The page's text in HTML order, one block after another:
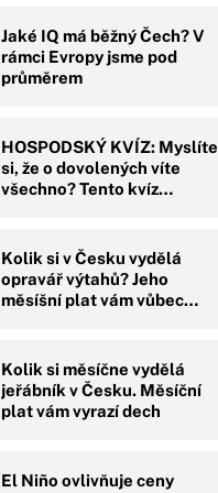
Jaké IQ má běžný Čech? V
rámci Evropy jsme pod
průměrem
HOSPODSKÝ KVÍZ: Myslíte
si, že o dovolených víte
všechno? Tento kvíz…
Kolik si v Česku vydělá
opravář výtahů? Jeho
měsíšní plat vám vůbec…
Kolik si měsíčne vydělá
jeřábník v Česku. Měsíční
plat vám vyrazí dech
El Niño ovlivňuje ceny